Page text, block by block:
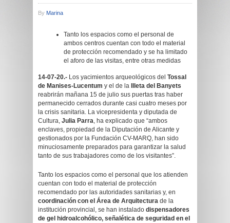
By Marina
Tanto los espacios como el personal de
ambos centros cuentan con todo el material
de protección recomendado y se ha limitado
el aforo de las visitas, entre otras medidas
14-07-20.- Los yacimientos arqueológicos del Tossal
de Manises-Lucentum y el de la
Illeta del Banyets
reabrirán mañana 15 de julio sus puertas tras haber
permanecido cerrados durante casi cuatro meses por
la crisis sanitaria. La vicepresidenta y diputada de
Cultura, Julia Parra, ha explicado que “ambos
enclaves, propiedad de la Diputación de Alicante y
gestionados por la Fundación CV-MARQ, han sido
minuciosamente preparados para garantizar la salud
tanto de sus trabajadores como de los visitantes”.
Tanto los espacios como el personal que los atienden
cuentan con todo el material de protección
recomendado por las autoridades sanitarias y, en
coordinación con el Área de Arquitectura de la
institución provincial, se han instalado dispensadores
de gel hidroalcohólico, señalética de seguridad en el